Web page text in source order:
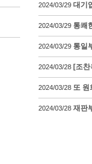
2024/03/29 대기
2024/03/29 통쾌
2024/03/29 통일
2024/03/28 [조
2024/03/28 또 원
2024/03/28 재판